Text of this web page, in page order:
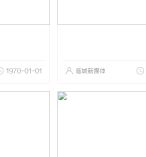
1970-01-01 临城新媒体